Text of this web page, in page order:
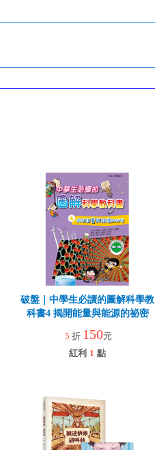
破盤｜中學生必讀的圖解科學教
科書4 揭開能量與能源的祕密
5 折 150元
紅利 1 點